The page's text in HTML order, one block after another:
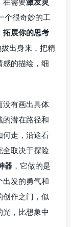
个很奇妙的工
拓展你的思考
出身来，把精
的描绘，细
没有画出具体
的潜在路径和
何走，沿途看
全取决于探险
器 ，它做的是
发的勇气和
创作之门，似
，比想象中